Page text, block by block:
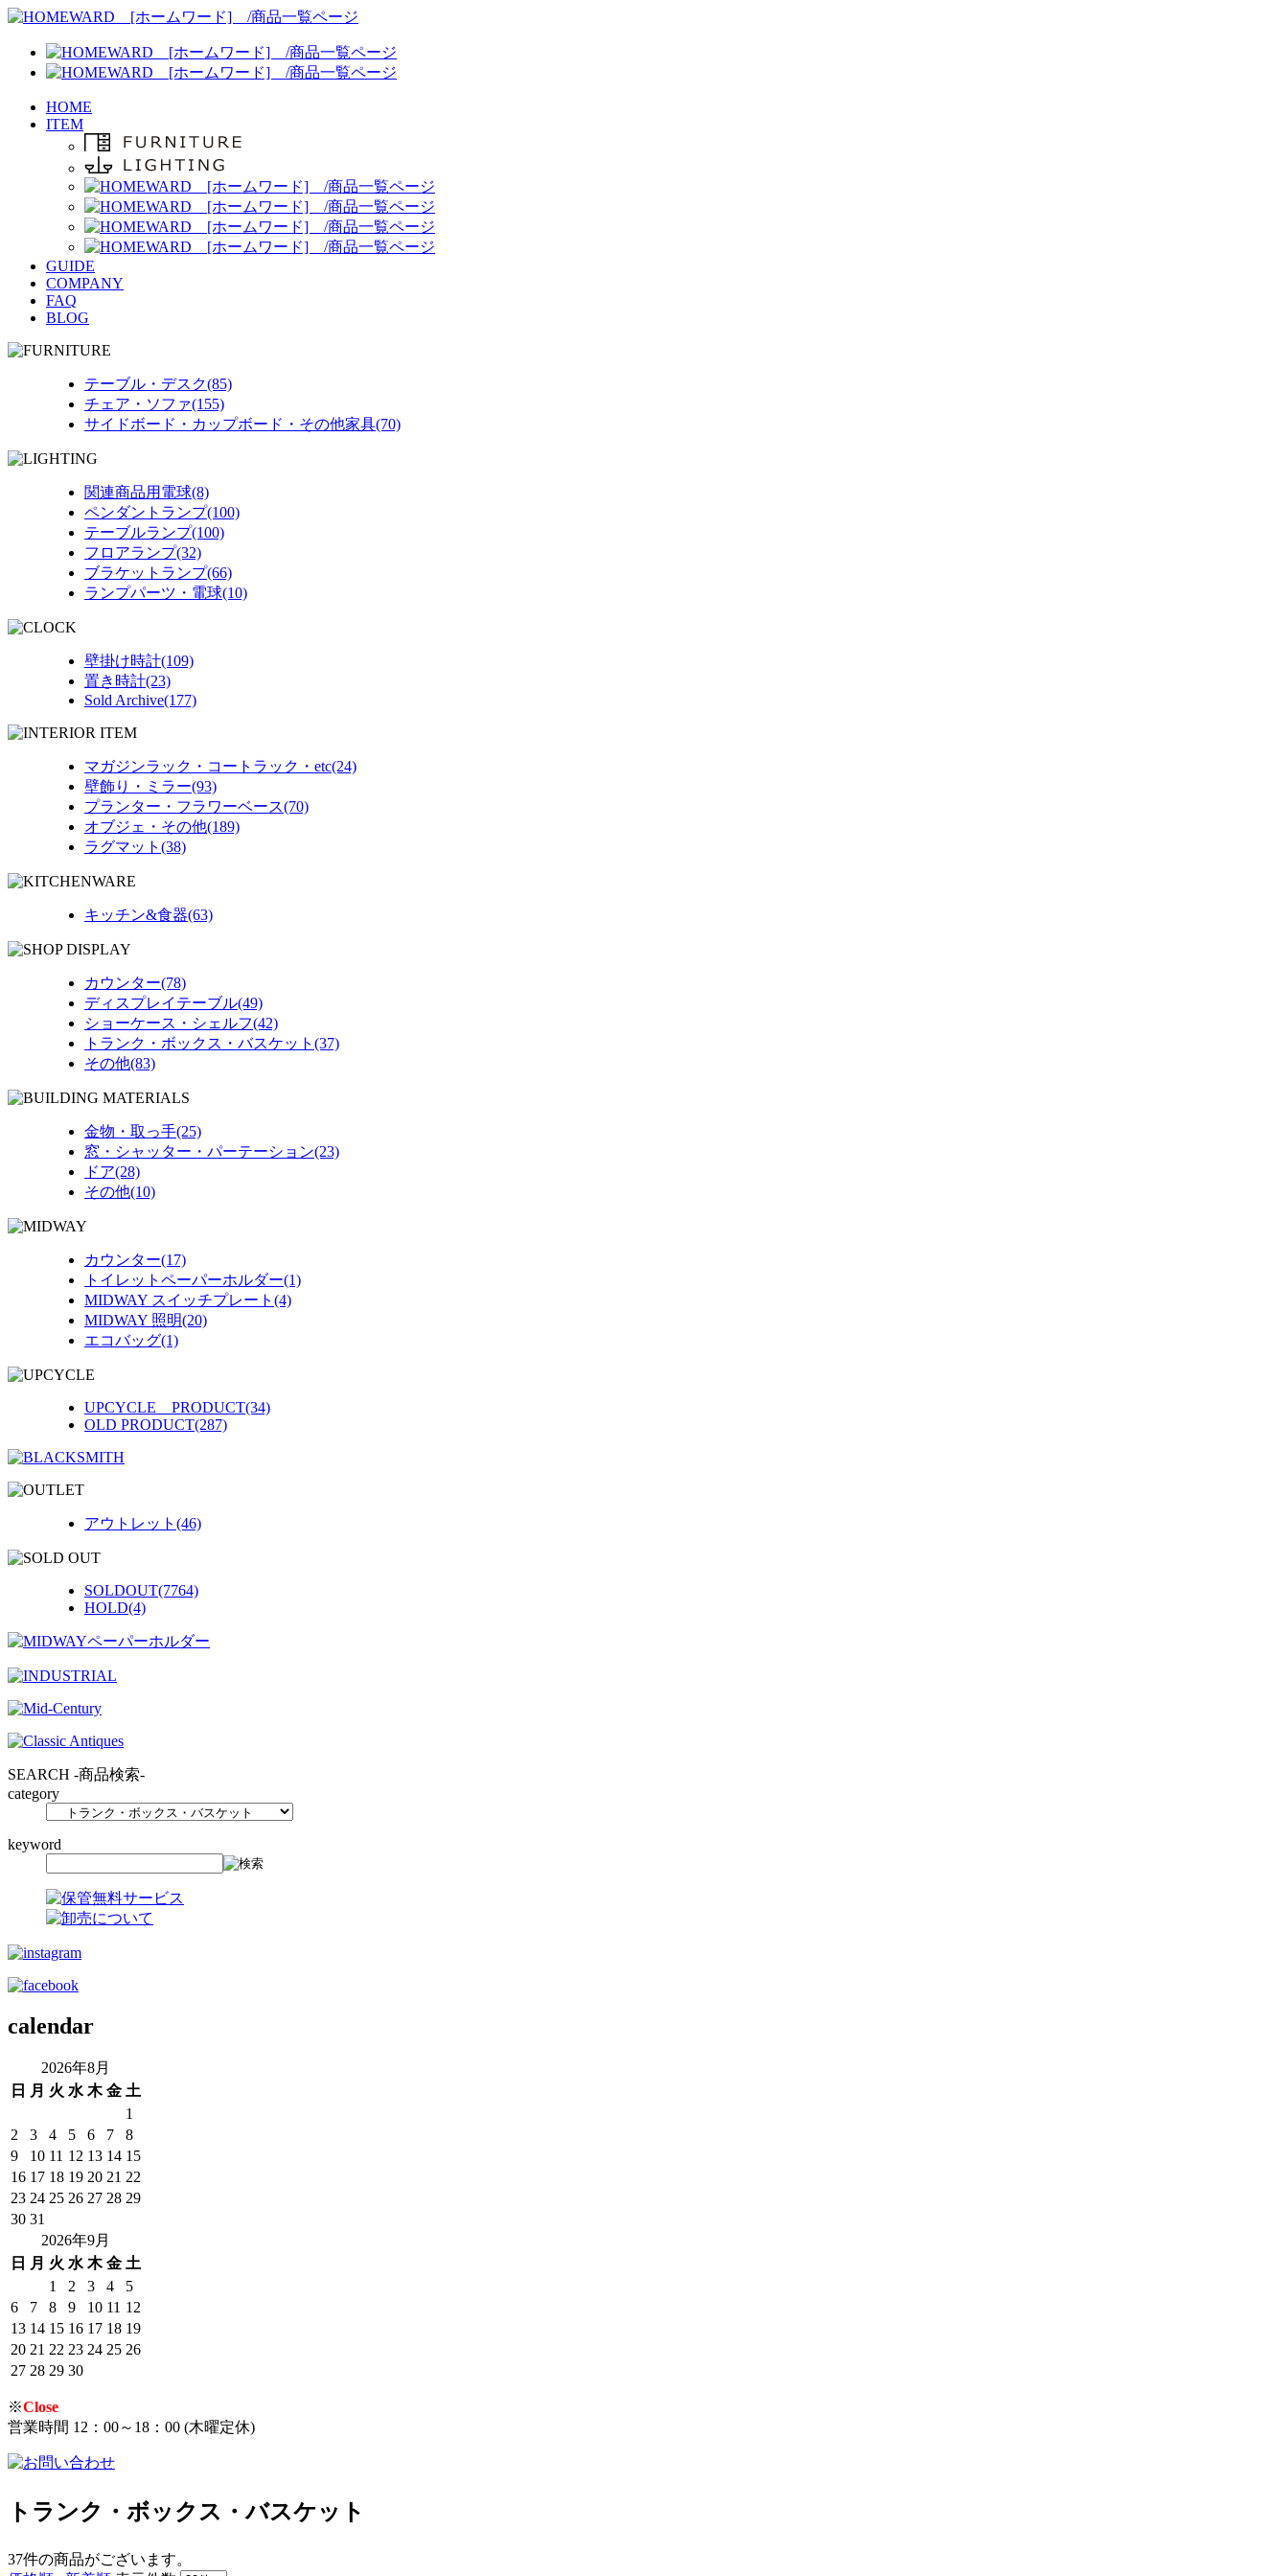
HOME
ITEM
GUIDE
COMPANY
FAQ
BLOG
テーブル・デスク(85)
チェア・ソファ(155)
サイドボード・カップボード・その他家具(70)
関連商品用電球(8)
ペンダントランプ(100)
テーブルランプ(100)
フロアランプ(32)
ブラケットランプ(66)
ランプパーツ・電球(10)
壁掛け時計(109)
置き時計(23)
Sold Archive(177)
マガジンラック・コートラック・etc(24)
壁飾り・ミラー(93)
プランター・フラワーベース(70)
オブジェ・その他(189)
ラグマット(38)
キッチン&食器(63)
カウンター(78)
ディスプレイテーブル(49)
ショーケース・シェルフ(42)
トランク・ボックス・バスケット(37)
その他(83)
金物・取っ手(25)
窓・シャッター・パーテーション(23)
ドア(28)
その他(10)
カウンター(17)
トイレットペーパーホルダー(1)
MIDWAY スイッチプレート(4)
MIDWAY 照明(20)
エコバッグ(1)
UPCYCLE PRODUCT(34)
OLD PRODUCT(287)
アウトレット(46)
SOLDOUT(7764)
HOLD(4)
SEARCH -商品検索-
category
keyword
calendar
2026年8月
日
月 火 水 木 金 土
1
2
3 4 5 6 7
8
9
10 11 12 13 14 15
16 17 18 19 20 21 22
23 24 25 26 27 28 29
30 31
2026年9月
日
月 火 水 木 金 土
1
2 3 4
5
6
7 8 9 10 11 12
13 14 15 16 17 18 19
20 21 22 23 24 25 26
27 28 29 30
※Close
営業時間 12：00～18：00 (木曜定休)
トランク・ボックス・バスケット
37件の商品がございます。